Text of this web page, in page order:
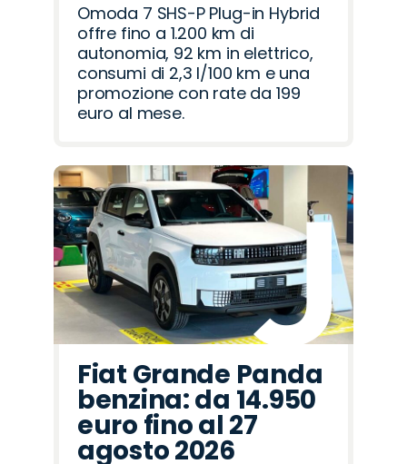
Omoda 7 SHS-P Plug-in Hybrid
offre fino a 1.200 km di
autonomia, 92 km in elettrico,
consumi di 2,3 l/100 km e una
promozione con rate da 199
euro al mese.
Fiat Grande Panda
benzina: da 14.950
euro fino al 27
agosto 2026